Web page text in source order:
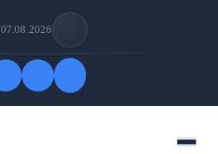
07.08.2026
Menu